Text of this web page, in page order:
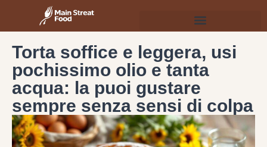
Torta soffice e leggera, usi
pochissimo olio e tanta
acqua: la puoi gustare
sempre senza sensi di colpa